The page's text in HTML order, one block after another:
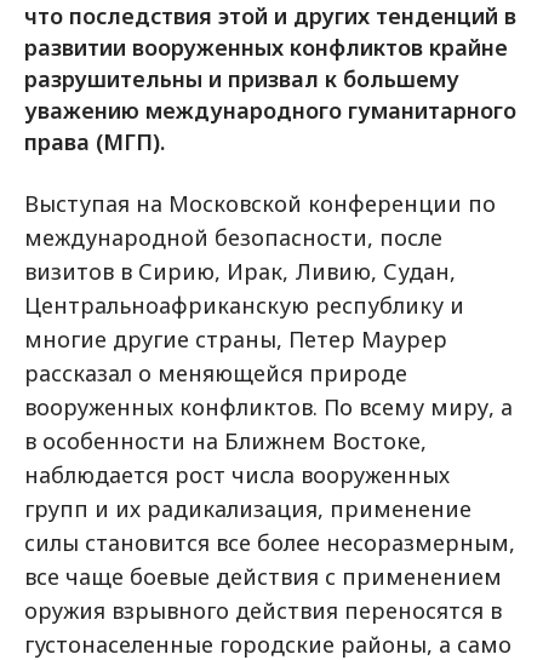
что последствия этой и других тенденций в
развитии вооруженных конфликтов крайне
разрушительны и призвал к большему
уважению международного гуманитарного
права (МГП).
Выступая на Московской конференции по
международной безопасности, после
визитов в Сирию, Ирак, Ливию, Судан,
Центральноафриканскую республику и
многие другие страны, Петер Маурер
рассказал о меняющейся природе
вооруженных конфликтов. По всему миру, а
в особенности на Ближнем Востоке,
наблюдается рост числа вооруженных
групп и их радикализация, применение
силы становится все более несоразмерным,
все чаще боевые действия с применением
оружия взрывного действия переносятся в
густонаселенные городские районы, а само